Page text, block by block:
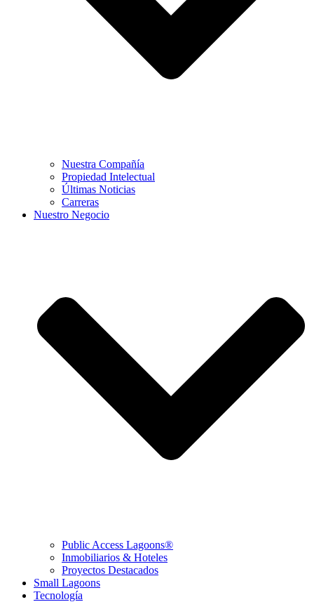
Nuestra Compañía
Propiedad Intelectual
Últimas Noticias
Carreras
Nuestro Negocio
Public Access Lagoons®
Inmobiliarios & Hoteles
Proyectos Destacados
Small Lagoons
Tecnología